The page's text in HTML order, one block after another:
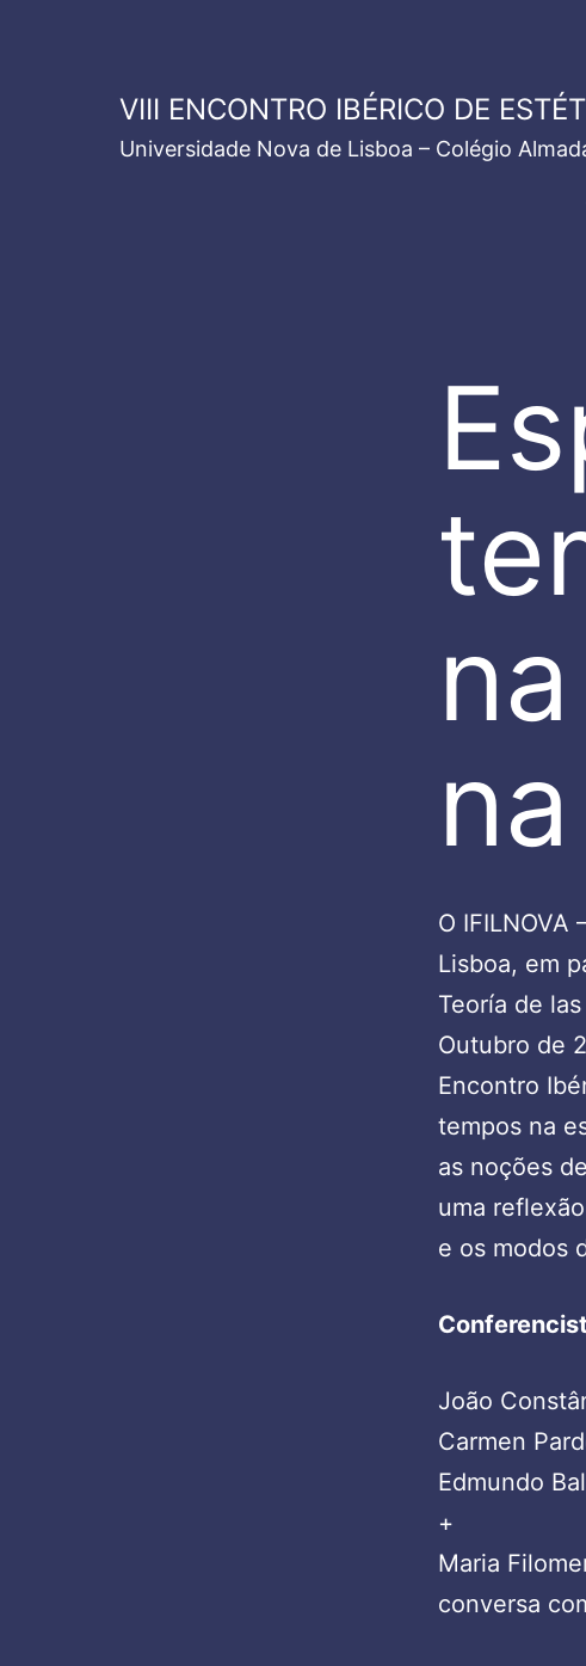
VIII ENCONTRO IBÉRICO DE
Universidade Nova de Lisboa – Colégio
O
Lisboa, em
Teoría de
Outubro de
Encontro
tempos na
as noções
uma
e os modos
João
Carmen
Edmundo
+
Maria
conversa